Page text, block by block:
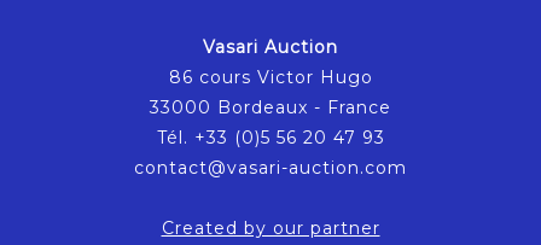
Vasari Auction
86 cours Victor Hugo
33000 Bordeaux - France
Tél. +33 (0)5 56 20 47 93
contact@vasari-auction.com
Created by our partner